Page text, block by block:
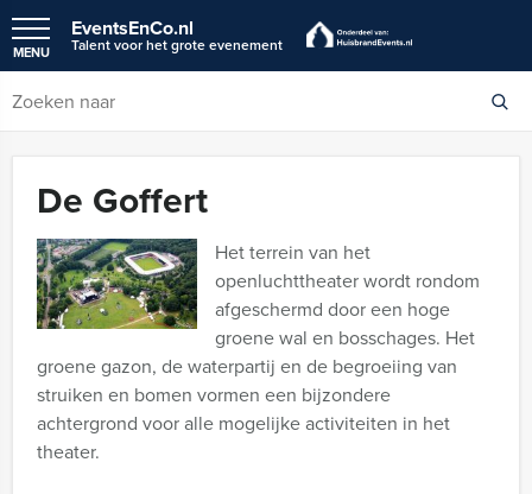
EventsEnCo.nl
Talent voor het grote evenement
MENU
De Goffert
Het terrein van het
openluchttheater wordt rondom
afgeschermd door een hoge
groene wal en bosschages. Het
groene gazon, de waterpartij en de begroeiing van
struiken en bomen vormen een bijzondere
achtergrond voor alle mogelijke activiteiten in het
theater.